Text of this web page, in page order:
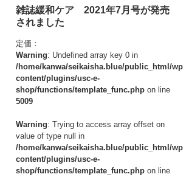
雑誌緩和ケア 2021年7月号が発売
されました
定価：
Warning: Undefined array key 0 in
/home/kanwa/seikaisha.blue/public_html/wp/
content/plugins/usc-e-
shop/functions/template_func.phpon line
5009
Warning: Trying to access array offset on
value of type null in
/home/kanwa/seikaisha.blue/public_html/wp/
content/plugins/usc-e-
shop/functions/template_func.phpon line